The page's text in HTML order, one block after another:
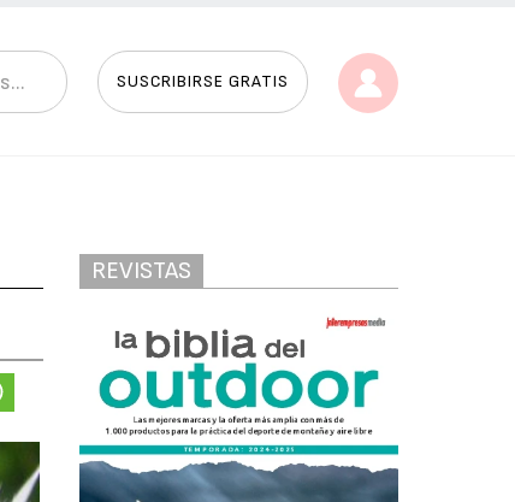
SUSCRIBIRSE GRATIS
REVISTAS